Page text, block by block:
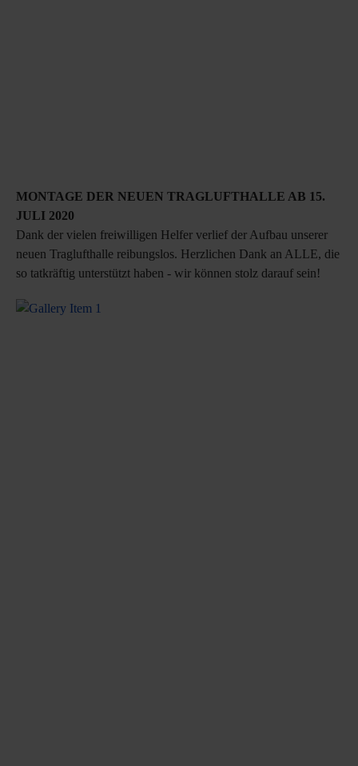
MONTAGE DER NEUEN TRAGLUFTHALLE AB 15.
JULI 2020
Dank der vielen freiwilligen Helfer verlief der Aufbau unserer
neuen Traglufthalle reibungslos. Herzlichen Dank an ALLE, die
so tatkräftig unterstützt haben - wir können stolz darauf sein!